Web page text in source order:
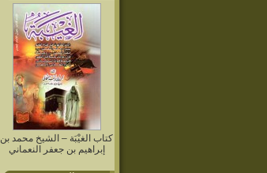
كتاب الغيْبَة – الشيخ محمد بن
إبراهيم بن جعفر النعماني